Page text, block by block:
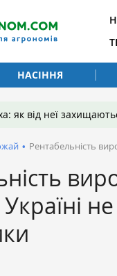
НАСІННЯ
як від неї
• Рентабельність